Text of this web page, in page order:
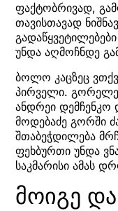
ფაქტობრივად,
თავისთავად
უნდა აღმოჩნდე
ბოლო კაცზეც
პირველი.
ანდრეი დემჩენკო
მოდებაძე გორში
შთაბეჭდილება
ფეხბურთი უნდა
საკმარისი ამას
მოიგე